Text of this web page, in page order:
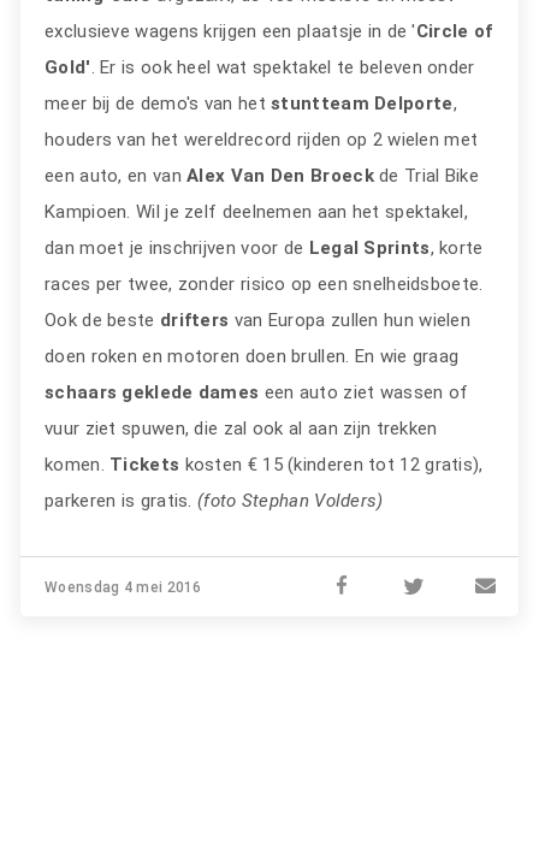
exclusieve wagens krijgen een plaatsje in de 'Circle of
Gold'. Er is ook heel wat spektakel te beleven onder
meer bij de demo's van hetstuntteam Delporte,
houders van het wereldrecord rijden op 2 wielen met
een auto, en vanAlex Van Den Broeckde Trial Bike
Kampioen. Wil je zelf deelnemen aan het spektakel,
dan moet je inschrijven voor de Legal Sprints, korte
races per twee, zonder risico op een snelheidsboete.
Ook de beste drifters van Europa zullen hun wielen
doen roken en motoren doen brullen. En wie graag
schaars geklede dames een auto ziet wassen of
vuur ziet spuwen, die zal ook al aan zijn trekken
komen. Tickets kosten € 15 (kinderen tot 12 gratis),
parkeren is gratis.(foto Stephan Volders)
Woensdag 4 mei 2016